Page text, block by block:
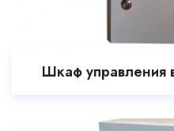
Шкаф управления